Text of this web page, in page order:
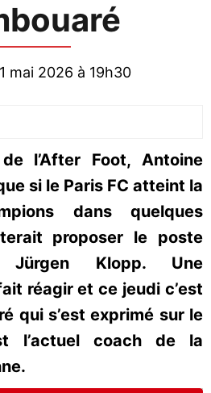
mai 2026 à 19h30
l’After Foot, Antoine
si le Paris FC atteint la
dans quelques
proposer le poste
Jürgen Klopp. Une
réagir et ce jeudi c’est
qui s’est exprimé sur le
l’actuel coach de la